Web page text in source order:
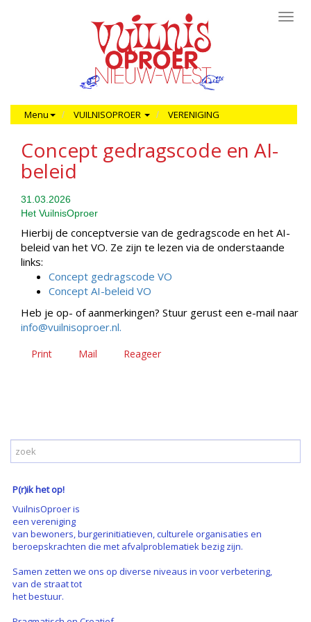
Menu VUILNISOPROER VERENIGING
Concept gedragscode en AI-
beleid
31.03.2026
Het VuilnisOproer
Hierbij de conceptversie van de gedragscode en het AI-
beleid van het VO. Ze zijn te lezen via de onderstaande
links:
Concept gedragscode VO
Concept AI-beleid VO
Heb je op- of aanmerkingen? Stuur gerust een e-mail naar
info@vuilnisoproer.nl.
Print Mail Reageer
P(r)ik het op!
VuilnisOproer is
een vereniging
van bewoners, burgerinitiatieven, culturele organisaties en
beroepskrachten die met afvalproblematiek bezig zijn.
Samen zetten we ons op diverse niveaus in voor verbetering,
van de straat tot
het bestuur.